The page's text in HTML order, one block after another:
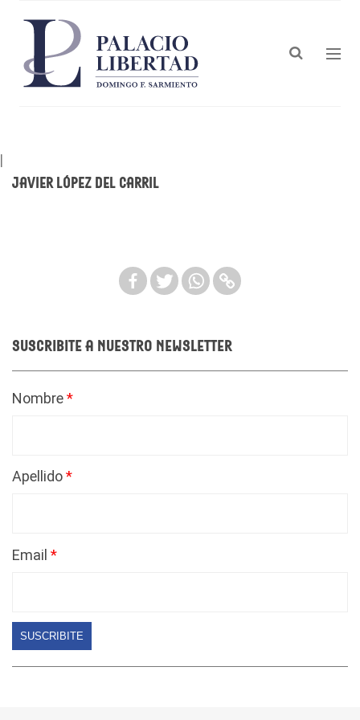
|
Javier López del Carril
Suscribite a nuestro newsletter
Nombre
Apellido
Email
SUSCRIBITE